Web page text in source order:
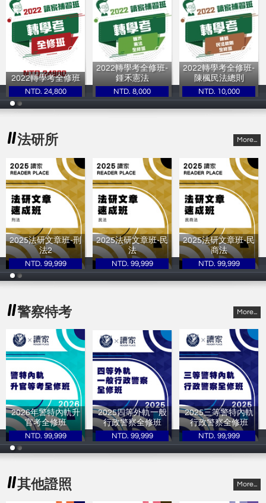
2022轉學考全修班
讀家補習班
NTD. 24,800
2022轉學考全修班-
鍾禾憲法
讀家補習班
NTD. 8,000
2022轉學考全修班-
陳楓民法總則
讀家補習班
NTD. 10,000
法研所 More...
2025法研文章班-刑
法2
讀家補習班
NTD. 99,999
2025法研文章班-民
法
讀家補習班
NTD. 99,999
2025法研文章班-民
商法
讀家補習班
NTD. 99,999
警察特考 More...
2026年警特內軌升
官考全修班
讀家補習班
NTD. 99,999
2025四等外軌一般
行政警察全修班
讀家補習班
NTD. 99,999
2025三等警特內軌
行政警察全修班
讀家補習班
NTD. 99,999
其他證照 More...